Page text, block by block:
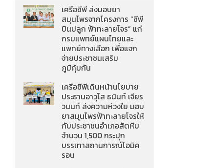
เครือซีพี ส่งมอบยา
สมุนไพรจากโครงการ “ซีพี
ปันปลูก ฟ้าทะลายโจร” แก่
กรมแพทย์แผนไทยและ
แพทย์ทางเลือก เพื่อแจก
จ่ายประชาชนเสริม
ภูมิคุ้มกัน
เครือซีพีเดินหน้านโยบาย
ประธานอาวุโส ธนินท์ เจียร
วนนท์ ส่งความห่วงใย มอบ
ยาสมุนไพรฟ้าทะลายโจรให้
กับประชาชนอำเภอสัตหีบ
จำนวน 1,500 กระปุก
บรรเทาสถานการณ์โอมิค
รอน